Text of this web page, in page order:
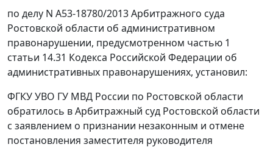
по делу N А53-18780/2013 Арбитражного суда
Ростовской области об административном
правонарушении, предусмотренном частью 1
статьи 14.31 Кодекса Российской Федерации об
административных правонарушениях, установил:
ФГКУ УВО ГУ МВД России по Ростовской области
обратилось в Арбитражный суд Ростовской области
с заявлением о признании незаконным и отмене
постановления заместителя руководителя